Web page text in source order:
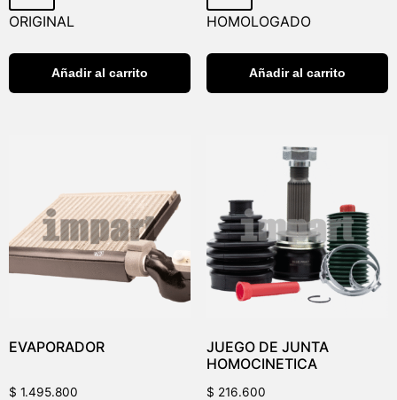
ORIGINAL
Añadir al carrito
HOMOLOGADO
Añadir al carrito
EVAPORADOR
$ 1.495.800
JUEGO DE JUNTA
HOMOCINETICA
$ 216.600